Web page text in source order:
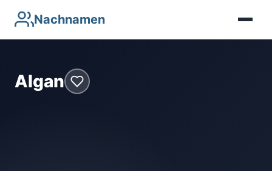
Nachnamen
Algan